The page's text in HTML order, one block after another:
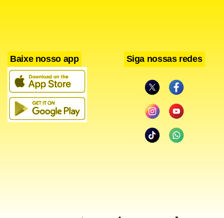
No epicentro dessa revolução está a Dra. Bruna Rezende,
fundadora da BR Concept, que se tornou o nome mais
requisitado entre especialistas e formadores de opinião.
Bruna não se limita a aplicar protocolos; ela desenha
Baixe nosso app Siga nossas redes